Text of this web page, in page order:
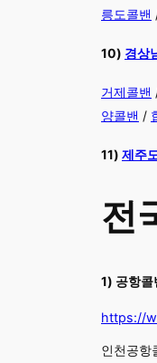
릉도콜밴
10) 경상
​거제콜밴
양콜밴 /
11) 제주
전
​​1) 공항콜
https://
인천공항